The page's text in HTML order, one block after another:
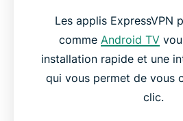
Les applis ExpressVPN
comme Android TV
installation rapide et une
qui vous permet de vous
clic.